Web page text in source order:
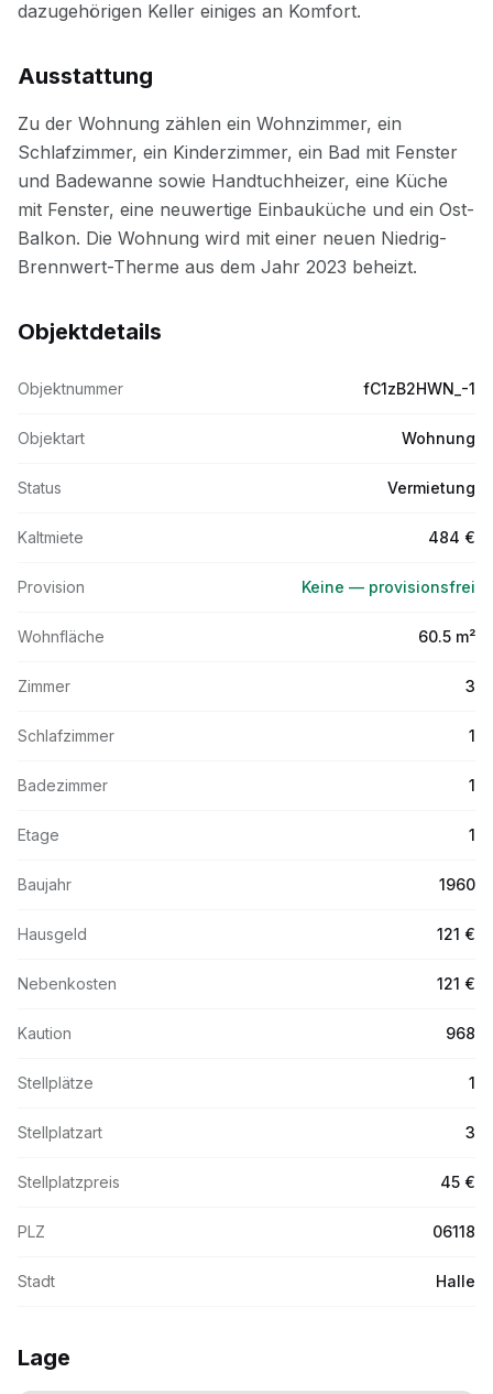
Ausstattung
Objektdetails
Objektnummer fC1zB2HWN_-1
Objektart Wohnung
Status Vermietung
Kaltmiete 484 €
Provision Keine — provisionsfrei
Wohnfläche 60.5 m²
Zimmer 3
Schlafzimmer 1
Badezimmer 1
Etage 1
Baujahr 1960
Hausgeld 121 €
Nebenkosten 121 €
Kaution 968
Stellplätze 1
Stellplatzart 3
Stellplatzpreis 45 €
PLZ 06118
Stadt Halle
Lage